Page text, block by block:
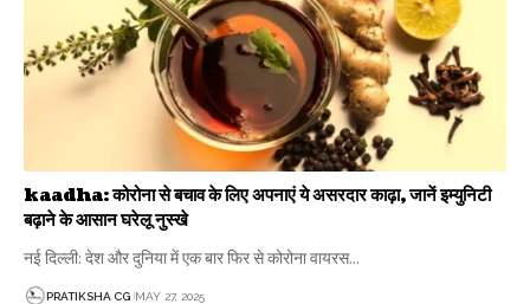
kaadha: कोरोना से बचाव के लिए अपनाएं ये असरदार काढ़ा, जानें इम्युनिटी
बढ़ाने के आसान घरेलू नुस्खे
नई दिल्ली: देश और दुनिया में एक बार फिर से कोरोना वायरस…
PRATIKSHA CG MAY 27, 2025